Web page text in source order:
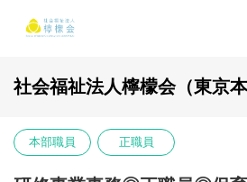
社会福祉法人檸檬会（東京
本部職員 正職員